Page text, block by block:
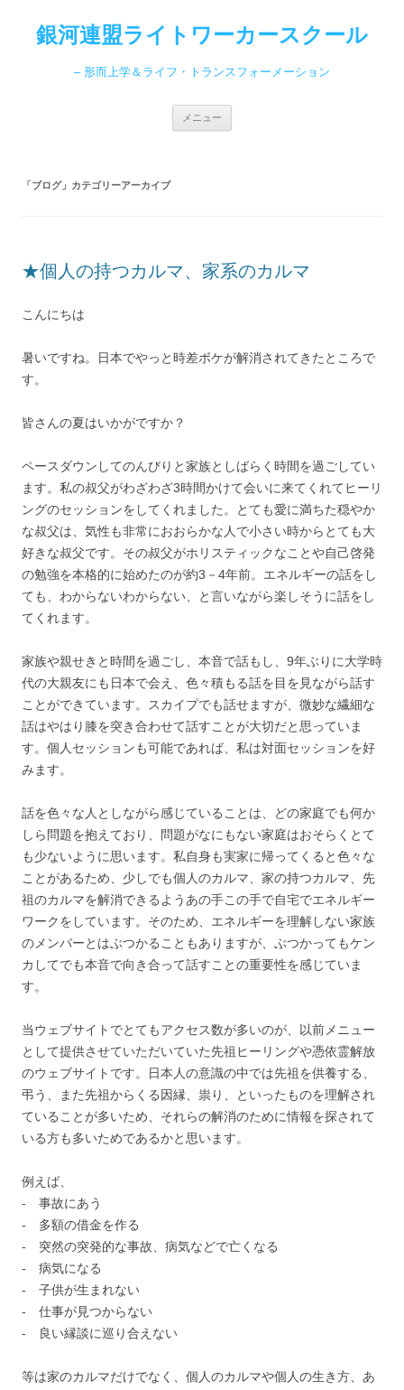
銀河連盟ライトワーカースクール
– 形而上学＆ライフ・トランスフォーメーション
メニュー
「ブログ」カテゴリーアーカイブ
★個人の持つカルマ、家系のカルマ
こんにちは
暑いですね。日本でやっと時差ボケが解消されてきたところで
す。
皆さんの夏はいかがですか？
ペースダウンしてのんびりと家族としばらく時間を過ごしてい
ます。私の叔父がわざわざ3時間かけて会いに来てくれてヒーリ
ングのセッションをしてくれました。とても愛に満ちた穏やか
な叔父は、気性も非常におおらかな人で小さい時からとても大
好きな叔父です。その叔父がホリスティックなことや自己啓発
の勉強を本格的に始めたのが約3－4年前。エネルギーの話をし
ても、わからないわからない、と言いながら楽しそうに話をし
てくれます。
家族や親せきと時間を過ごし、本音で話もし、9年ぶりに大学時
代の大親友にも日本で会え、色々積もる話を目を見ながら話す
ことができています。スカイプでも話せますが、微妙な繊細な
話はやはり膝を突き合わせて話すことが大切だと思っていま
す。個人セッションも可能であれば、私は対面セッションを好
みます。
話を色々な人としながら感じていることは、どの家庭でも何か
しら問題を抱えており、問題がなにもない家庭はおそらくとて
も少ないように思います。私自身も実家に帰ってくると色々な
ことがあるため、少しでも個人のカルマ、家の持つカルマ、先
祖のカルマを解消できるようあの手この手で自宅でエネルギー
ワークをしています。そのため、エネルギーを理解しない家族
のメンバーとはぶつかることもありますが、ぶつかってもケン
カしてでも本音で向き合って話すことの重要性を感じていま
す。
当ウェブサイトでとてもアクセス数が多いのが、以前メニュー
として提供させていただいていた先祖ヒーリングや憑依霊解放
のウェブサイトです。日本人の意識の中では先祖を供養する、
弔う、また先祖からくる因縁、祟り、といったものを理解され
ていることが多いため、それらの解消のために情報を探されて
いる方も多いためであるかと思います。
例えば、
‐ 事故にあう
‐ 多額の借金を作る
‐ 突然の突発的な事故、病気などで亡くなる
‐ 病気になる
‐ 子供が生まれない
‐ 仕事が見つからない
‐ 良い縁談に巡り合えない
等は家のカルマだけでなく、個人のカルマや個人の生き方、あ